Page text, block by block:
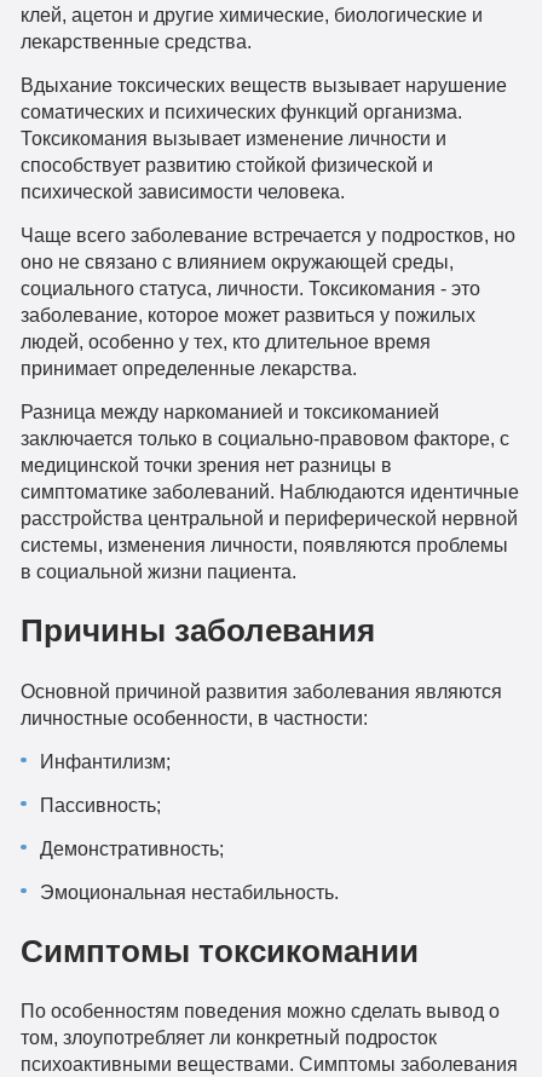
клей, ацетон и другие химические, биологические и
лекарственные средства.
Вдыхание токсических веществ вызывает нарушение
соматических и психических функций организма.
Токсикомания вызывает изменение личности и
способствует развитию стойкой физической и
психической зависимости человека.
Чаще всего заболевание встречается у подростков, но
оно не связано с влиянием окружающей среды,
социального статуса, личности. Токсикомания - это
заболевание, которое может развиться у пожилых
людей, особенно у тех, кто длительное время
принимает определенные лекарства.
Разница между наркоманией и токсикоманией
заключается только в социально-правовом факторе, с
медицинской точки зрения нет разницы в
симптоматике заболеваний. Наблюдаются идентичные
расстройства центральной и периферической нервной
системы, изменения личности, появляются проблемы
в социальной жизни пациента.
Причины заболевания
Основной причиной развития заболевания являются
личностные особенности, в частности:
Инфантилизм;
Пассивность;
Демонстративность;
Эмоциональная нестабильность.
Симптомы токсикомании
По особенностям поведения можно сделать вывод о
том, злоупотребляет ли конкретный подросток
психоактивными веществами. Симптомы заболевания